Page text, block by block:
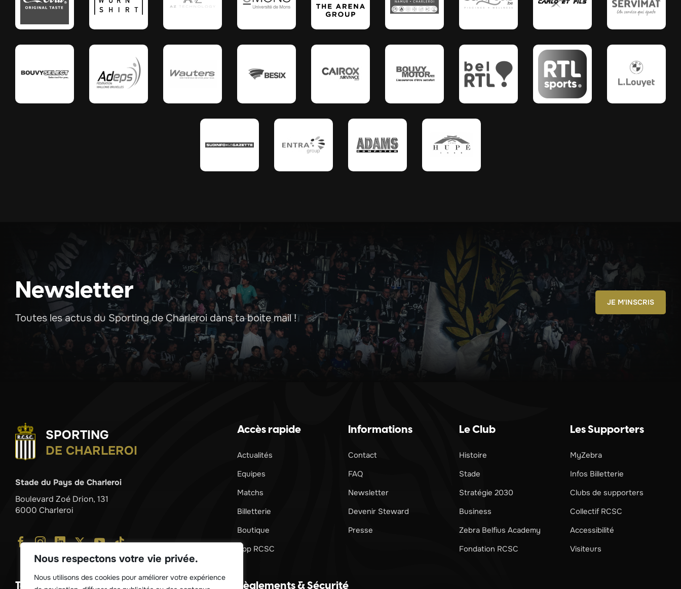
Nous respectons votre vie privée.
Nous utilisons des cookies pour améliorer votre expérience
Newsletter
Toutes les actus du Sporting de Charleroi dans ta boite mail !
JE M'INSCRIS
SPORTING
DE CHARLEROI
Stade du Pays de Charleroi
Boulevard Zoé Drion, 131
6000 Charleroi
Accès rapide
Actualités
Equipes
Matchs
Billetterie
Boutique
App RCSC
Informations
Contact
FAQ
Newsletter
Devenir Steward
Presse
Le Club
Histoire
Stade
Stratégie 2030
Business
Zebra Belfius Academy
Fondation RCSC
Les Supporters
MyZebra
Infos Billetterie
Clubs de supporters
Collectif RCSC
Accessibilité
Visiteurs
Télécharger notre application ! Règlements & Sécurité